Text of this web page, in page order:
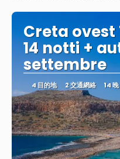
Creta ovest
14 notti +
settembre
4 目的地 2 交通網絡 14 晚